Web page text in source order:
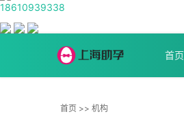
18610939338
首页
首页 >> 机构